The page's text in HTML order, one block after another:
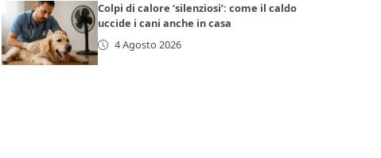
Colpi di calore ‘silenziosi’: come il caldo
uccide i cani anche in casa
4 Agosto 2026